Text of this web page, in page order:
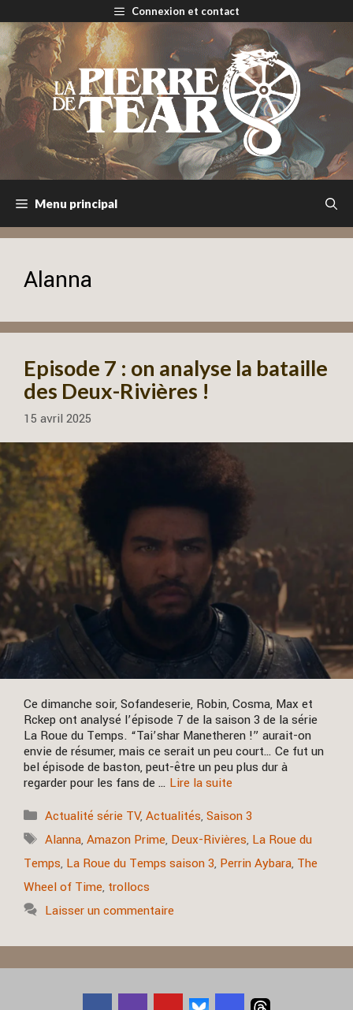
au
contenu
Connexion et contact
Menu principal
Alanna
Episode 7 : on analyse la bataille
des Deux-Rivières !
15 avril 2025
Ce dimanche soir, Sofandeserie, Robin, Cosma, Max et
Rckep ont analysé l’épisode 7 de la saison 3 de la série
La Roue du Temps. “Tai’shar Manetheren !” aurait-on
envie de résumer, mais ce serait un peu court… Ce fut un
bel épisode de baston, peut-être un peu plus dur à
regarder pour les fans de … Lire la suite
Catégories
Actualité série TV,Actualités,Saison 3
Étiquettes
Alanna,Amazon Prime, Deux-Rivières, La Roue du
Temps, La Roue du Temps saison 3, Perrin Aybara, The
Wheel of Time, trollocs
Laisser un commentaire